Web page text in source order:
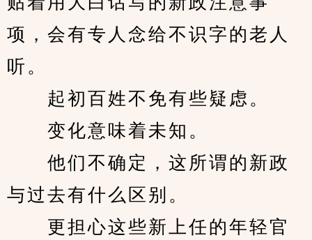
项，会有专人念给不识字的老人
听。
起初百姓不免有些疑虑。
变化意味着未知。
他们不确定，这所谓的新政
与过去有什么区别。
更担心这些新上任的年轻官